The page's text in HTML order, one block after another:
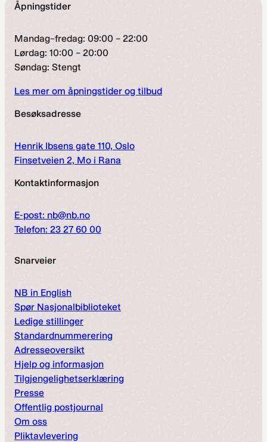
Åpningstider
Mandag–fredag: 09:00 – 22:00
Lørdag: 10:00 – 20:00
Søndag: Stengt
Les mer om åpningstider og tilbud
Besøksadresse
Henrik Ibsens gate 110, Oslo
Finsetveien 2, Mo i Rana
Kontaktinformasjon
E-post: nb@nb.no
Telefon: 23 27 60 00
Snarveier
NB in English
Spør Nasjonalbiblioteket
Ledige stillinger
Standardnummerering
Adresseoversikt
Hjelp og informasjon
Tilgjengelighetserklæring
Presse
Offentlig postjournal
Om oss
Pliktavlevering